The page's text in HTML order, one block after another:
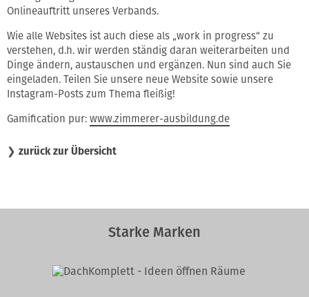
Onlineauftritt unseres Verbands.
Wie alle Websites ist auch diese als „work in progress“ zu
verstehen, d.h. wir werden ständig daran weiterarbeiten und
Dinge ändern, austauschen und ergänzen. Nun sind auch Sie
eingeladen. Teilen Sie unsere neue Website sowie unsere
Instagram-Posts zum Thema fleißig!
Gamification pur: www.zimmerer-ausbildung.de
❯ zurück zur Übersicht
Starke Marken